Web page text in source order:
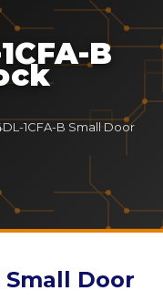
B
1CFA-B Small Door
Small Door